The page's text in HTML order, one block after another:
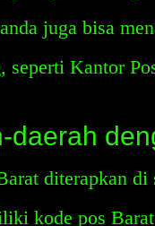
juga bisa
seperti Kantor
daerah
diterapkan
kode pos